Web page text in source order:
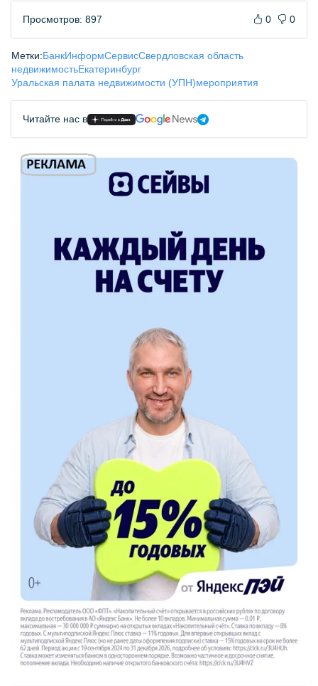
Просмотров: 897 0 0
Метки:БанкИнформСервисСвердловская область
недвижимостьЕкатеринбург
Уральская палата недвижимости (УПН)мероприятия
Читайте нас в